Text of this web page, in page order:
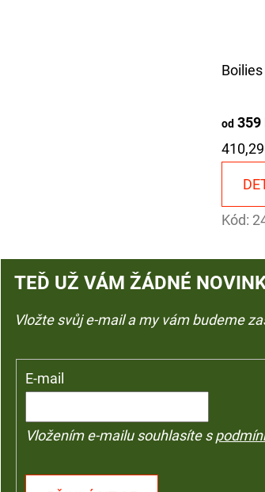
Boilies
od 359
Měrná
Kód:
TEĎ UŽ VÁM ŽÁDNÉ
Vložte svůj e-mail a my vám budeme
E-mail
Vložením e-mailu souhlasíte s